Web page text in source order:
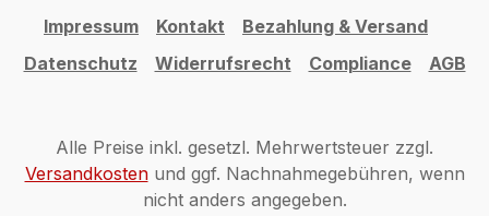
Impressum Kontakt
Bezahlung & Versand
Datenschutz
Widerrufsrecht Compliance AGB
Alle Preise inkl. gesetzl. Mehrwertsteuer zzgl.
Versandkostenund ggf. Nachnahmegebühren, wenn
nicht anders angegeben.